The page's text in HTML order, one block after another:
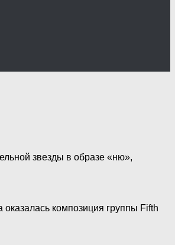
звезды в образе «ню»,
композиция группы Fifth